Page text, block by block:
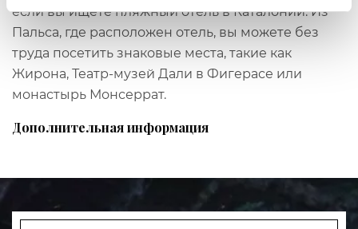
если вы ищете пляжный отель в Каталонии. Из
Пальса, где расположен отель, вы можете без
труда посетить знаковые места, такие как
Жирона, Театр-музей Дали в Фигерасе или
монастырь Монсеррат.
Дополнительная информация